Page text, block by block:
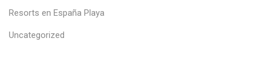
Resorts en España Playa
Uncategorized